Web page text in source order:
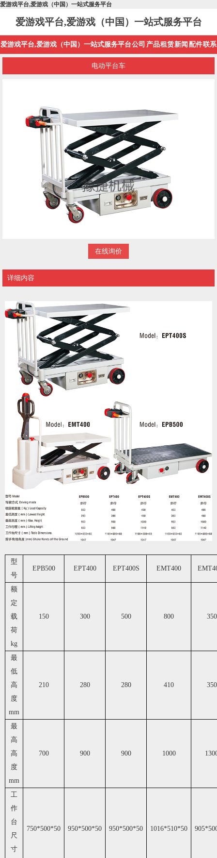
爱游戏平台,爱游戏（中国）一站式服务平台
爱游戏平台,爱游戏（中国）一站式服务平台
爱游戏平台,爱游戏（中国）一站式服务平台公司 产品租赁新闻 配件联系
电动平台车
在线询价
详细内容
型
号
EPB500 EPT400 EPT400S EMT400
额
定
载
荷
kg
150 300 500 800 350
最
低
高
度
mm
210 280 280 410 350
最
高
高
度
mm
700 900 900 1000
工
作
台
尺
寸
750*500*50 950*500*50 950*500*50 1016*510*50